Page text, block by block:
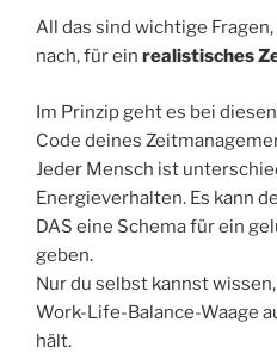
All das sind wichtige
nach, für ein realistisches
Im Prinzip geht es bei
Code deines
Jeder Mensch ist
Energieverhalten. Es kann
DAS eine Schema für ein
geben.
Nur du selbst kannst
Work-Life-Balance-Waage
hält.